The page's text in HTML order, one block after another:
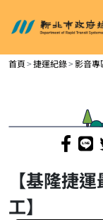
進入內容區塊
新北市政府捷
首頁 捷運紀錄 影音專
【基隆捷
工】